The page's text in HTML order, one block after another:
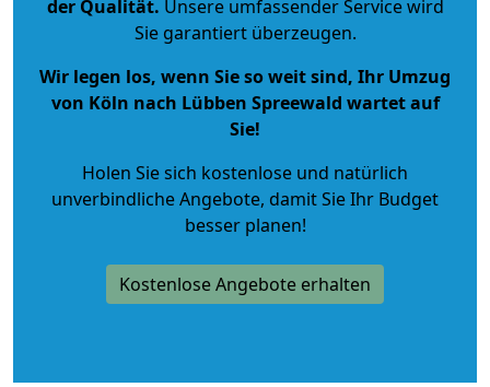
der Qualität. Unsere umfassender Service wird
Sie garantiert überzeugen.
Wir legen los, wenn Sie so weit sind, Ihr Umzug
von Köln nach Lübben Spreewald wartet auf
Sie!
Holen Sie sich kostenlose und natürlich
unverbindliche Angebote, damit Sie Ihr Budget
besser planen!
Kostenlose Angebote erhalten